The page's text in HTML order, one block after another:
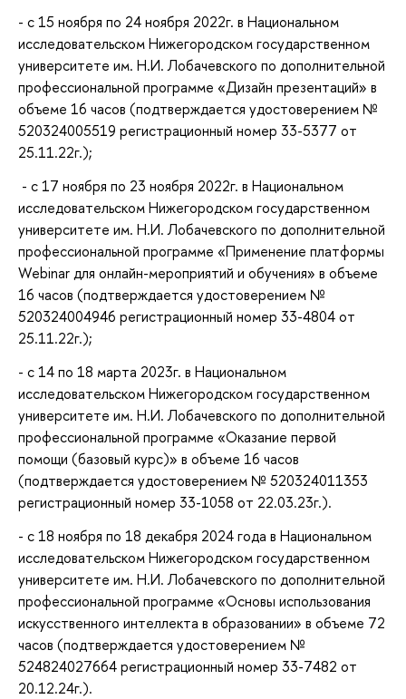
- с 15 ноября по 24 ноября 2022г. в Национальном
исследовательском Нижегородском государственном
университете им. Н.И. Лобачевского по дополнительной
профессиональной программе «Дизайн презентаций» в
объеме 16 часов (подтверждается удостоверением №
520324005519 регистрационный номер 33-5377 от
25.11.22г.);
- с 17 ноября по 23 ноября 2022г. в Национальном
исследовательском Нижегородском государственном
университете им. Н.И. Лобачевского по дополнительной
профессиональной программе «Применение платформы
Webinar для онлайн-мероприятий и обучения» в объеме
16 часов (подтверждается удостоверением №
520324004946 регистрационный номер 33-4804 от
25.11.22г.);
- с 14 по 18 марта 2023г. в Национальном
исследовательском Нижегородском государственном
университете им. Н.И. Лобачевского по дополнительной
профессиональной программе «Оказание первой
помощи (базовый курс)» в объеме 16 часов
(подтверждается удостоверением № 520324011353
регистрационный номер 33-1058 от 22.03.23г.).
- с 18 ноября по 18 декабря 2024 года в Национальном
исследовательском Нижегородском государственном
университете им. Н.И. Лобачевского по дополнительной
профессиональной программе «Основы использования
искусственного интеллекта в образовании» в объеме 72
часов (подтверждается удостоверением №
524824027664 регистрационный номер 33-7482 от
20.12.24г.).